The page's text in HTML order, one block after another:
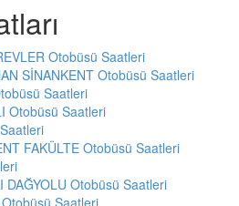
Otobüsü Saatleri
SİNANKENT Otobüsü Saatleri
Saatleri
Otobüsü Saatleri
FAKÜLTE Otobüsü Saatleri
DAĞYOLU Otobüsü Saatleri
Saatleri